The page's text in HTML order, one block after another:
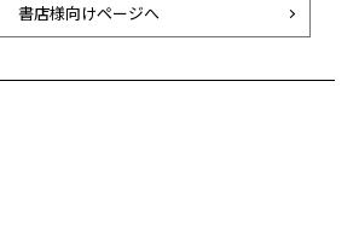
書店様向けページへ